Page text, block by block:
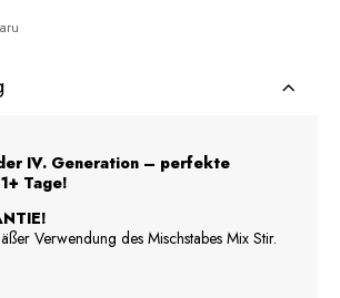
IV. Generation – perfekte
Tage!
Verwendung des Mischstabes Mix Stir.